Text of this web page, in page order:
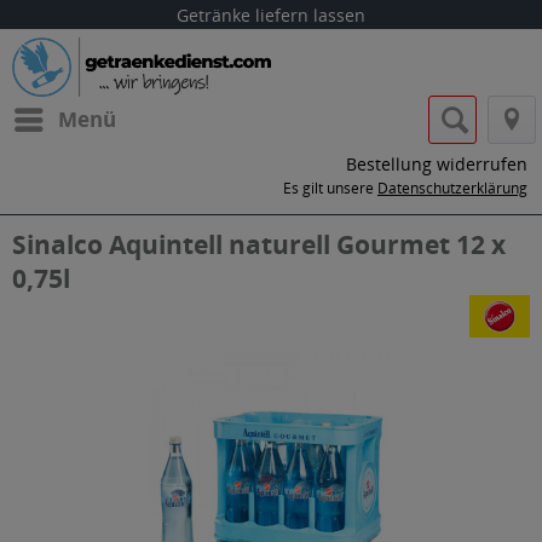
Getränke liefern lassen
Menü
Bestellung widerrufen
Es gilt unsere Datenschutzerklärung
Sinalco Aquintell naturell Gourmet 12 x
0,75l